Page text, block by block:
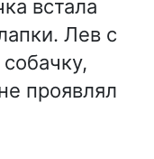
встала
Лев с
проявлял